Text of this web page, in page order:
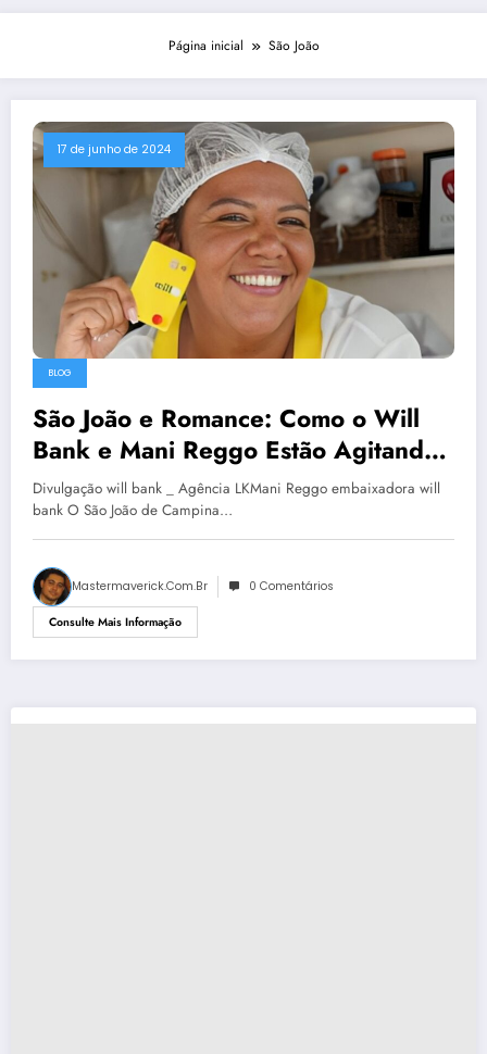
Página inicial São João
17 de junho de 2024
BLOG
São João e Romance: Como o Will
Bank e Mani Reggo Estão Agitando
Campina Grande
Divulgação will bank _ Agência LKMani Reggo embaixadora will
bank O São João de Campina…
Mastermaverick.com.br 0 Comentários
Consulte Mais Informação